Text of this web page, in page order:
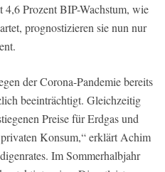
4,6 Prozent BIP-Wachstum, wie
prognostizieren sie nun nur
der Corona-Pandemie bereits
beeinträchtigt. Gleichzeitig
Preise für Erdgas und
Konsum,“ erklärt Achim
Im Sommerhalbjahr